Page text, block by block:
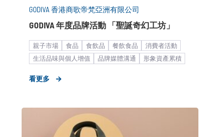
GODIVA 香港商歌帝梵亞洲有限公司
GODIVA 年度品牌活動 「聖誕奇幻工坊」
親子市場 食品 食飲品 餐飲食品
消費者活動
生活品味與個人增值
品牌媒體溝通
形象資產累積
看更多